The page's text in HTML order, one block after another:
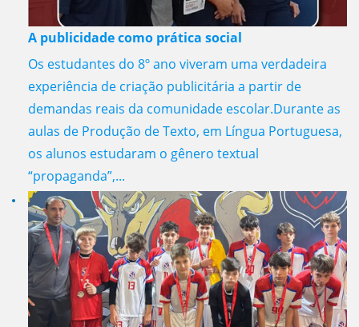
A publicidade como prática social
Os estudantes do 8º ano viveram uma verdadeira
experiência de criação publicitária a partir de
demandas reais da comunidade escolar.Durante as
aulas de Produção de Texto, em Língua Portuguesa,
os alunos estudaram o gênero textual
“propaganda”,...